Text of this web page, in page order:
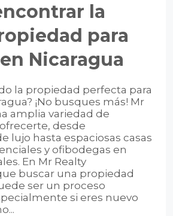
la
para
Nicaragua
la propiedad perfecta para
¡No busques más! Mr
amplia variedad de
desde
lujo hasta espaciosas casas
y ofibodegas en
En Mr Realty
buscar una propiedad
ser un proceso
si eres nuevo